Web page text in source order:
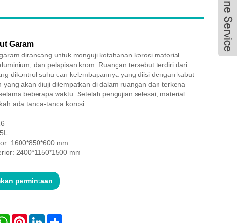
Garam
dirancang untuk menguji ketahanan korosi material
dan pelapisan krom. Ruangan tersebut terdiri dari
dikontrol suhu dan kelembapannya yang diisi dengan kabut
yang akan diuji ditempatkan di dalam ruangan dan terkena
beberapa waktu. Setelah pengujian selesai, material
ada tanda-tanda korosi.
1600*850*600 mm
2400*1150*1500 mm
permintaan
WhatsAppPinterestLinkedInShare